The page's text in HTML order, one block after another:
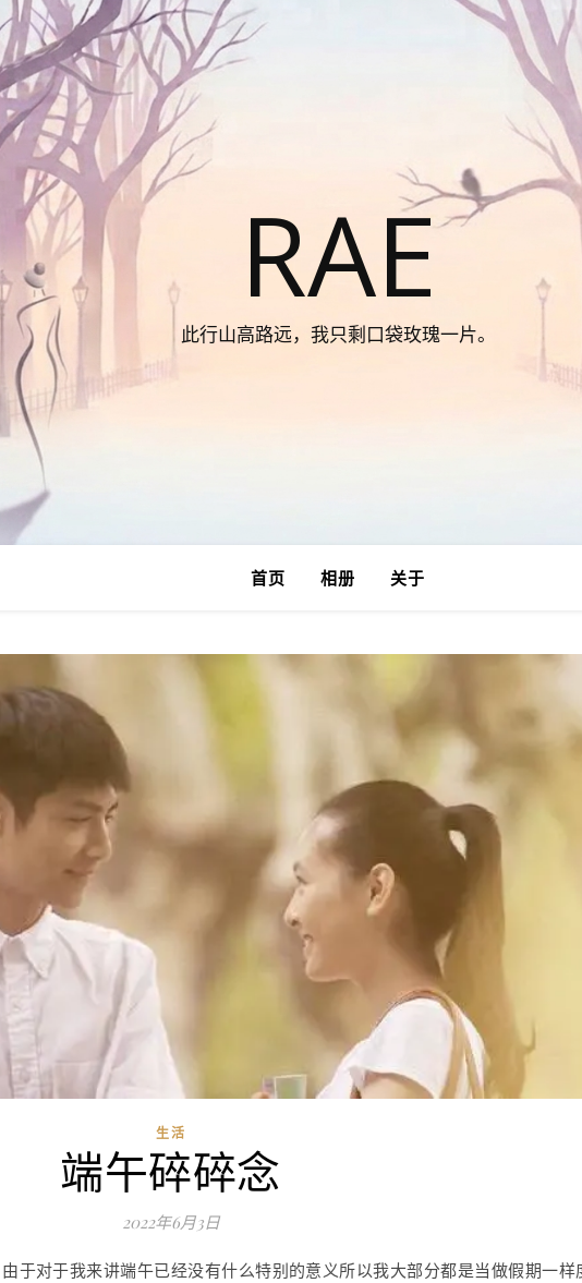
RAE
此行山高路远，我只剩口袋玫瑰一片。
首页 相册 关于
生活
端午碎碎念
2022年6月3日
于对于我来讲端午已经没有什么特别的意义所以我大部分都是当做假期一样